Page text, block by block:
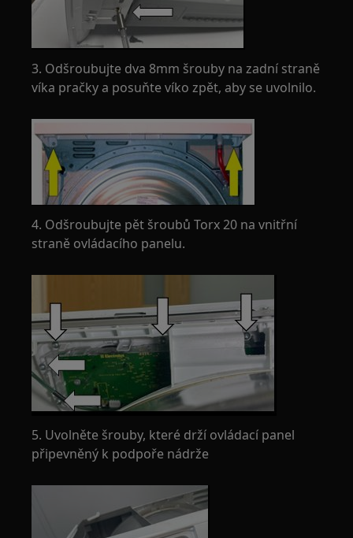
3. Odšroubujte dva 8mm šrouby na zadní straně
víka pračky a posuňte víko zpět, aby se uvolnilo.
4. Odšroubujte pět šroubů Torx 20 na vnitřní
straně ovládacího panelu.
5. Uvolněte šrouby, které drží ovládací panel
připevněný k podpoře nádrže